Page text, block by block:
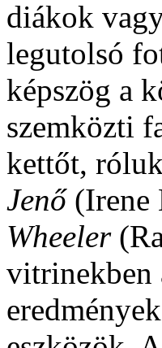
diákok
legutolsó
képszög a
szemközti
kettőt,
Jenő (Irene
Wheeler
vitrinekben